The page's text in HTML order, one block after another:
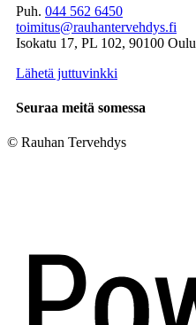
Puh. 044 562 6450
toimitus@rauhantervehdys.fi
Isokatu 17, PL 102, 90100 Oulu
Lähetä juttuvinkki
Seuraa meitä somessa
© Rauhan Tervehdys